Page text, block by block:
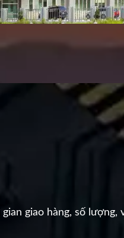
giao hàng, số lượng,